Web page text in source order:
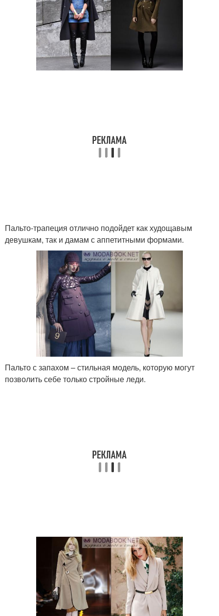
Пальто-трапеция отлично подойдет как худощавым
девушкам, так и дамам с аппетитными формами.
Пальто с запахом – стильная модель, которую могут
позволить себе только стройные леди.